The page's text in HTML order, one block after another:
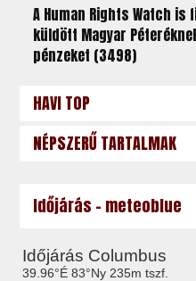
A Human Rights Watch
küldött Magyar
pénzeket (3498)
HAVI TOP
NÉPSZERŰ TARTALMAK
Időjárás - meteoblue